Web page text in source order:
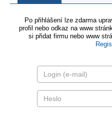
Po přihlášení lze zdarma
profil nebo odkaz na www
si přidat firmu nebo www